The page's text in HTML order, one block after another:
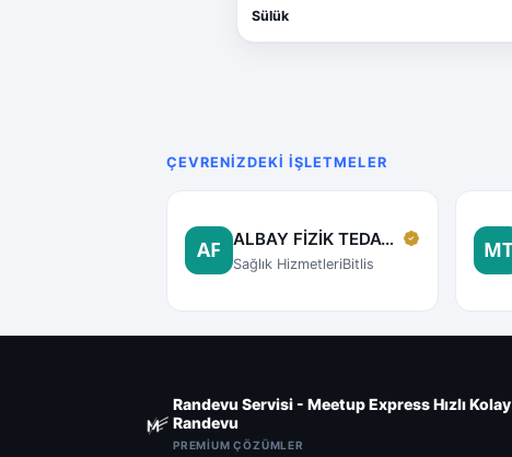
Sülük
ÇEVRENIZDEKI İŞLETMELER
ALBAY FİZİK TEDAVİ VE EGZERSİZ DANIŞMA MERKEZİ
Sağlık HizmetleriBitlis
Randevu Servisi - Meetup Express Hızlı Kolay
Randevu
PREMIUM ÇÖZÜMLER